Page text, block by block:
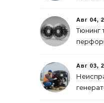
Авг 04,
Тюнинг
Авг 03,